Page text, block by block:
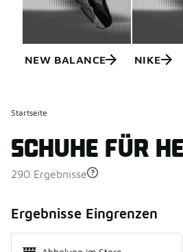
NEW BALANCE NIKE
Startseite
SCHUHE FÜR
290 Ergebnisse
Ergebnisse Eingrenzen